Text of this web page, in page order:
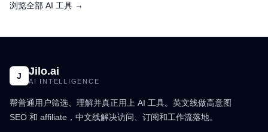
浏览全部 AI 工具 →
J Jilo.ai
AI INTELLIGENCE
帮普通用户筛选、理解并真正用上 AI 工具。英文线做高意图
SEO 和 affiliate，中文线解决访问、订阅和工作流落地。